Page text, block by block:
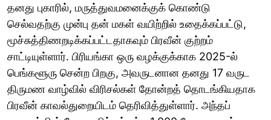
தனது புகாரில், மருத்துவமனைக்குக் கொண்டு
செல்வதற்கு முன்பு தன் மகள் வயிற்றில் உதைக்கப்பட்டு,
மூச்சுத்திணறடிக்கப்பட்டதாகவும் பிரவீன் குற்றம்
சாட்டியுள்ளார். பிரியங்கா ஒரு வழக்குக்காக 2025-ல்
பெங்களூரு சென்ற பிறகு, அவருடனான தனது 17 வருட
திருமண வாழ்வில் விரிசல்கள் தோன்றத் தொடங்கியதாக
பிரவீன் காவல்துறையிடம் தெரிவித்துள்ளார். அந்தப்